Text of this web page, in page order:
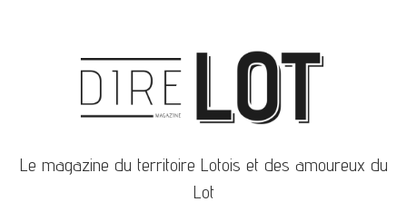
Le magazine du territoire Lotois et des amoureux du
Lot